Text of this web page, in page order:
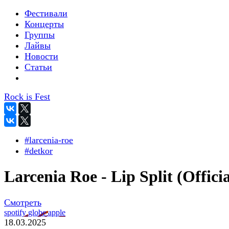
Фестивали
Концерты
Группы
Лайвы
Новости
Статьи
Rock is Fest
#larcenia-roe
#detkor
Larcenia Roe - Lip Split
Смотреть
spotifyglobeapple
18.03.2025